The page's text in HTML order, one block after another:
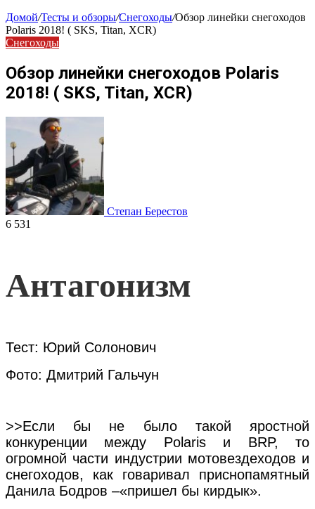
Домой/Тесты и обзоры/Снегоходы/Обзор линейки снегоходов
Polaris 2018! ( SKS, Titan, XCR)
Снегоходы
Обзор линейки снегоходов Polaris
2018! ( SKS, Titan, XCR)
Степан Берестов
6 531
Антагонизм
Тест: Юрий Солонович
Фото: Дмитрий Гальчун
>>Если бы не было такой яростной
конкуренции между Polaris и BRP, то
огромной части индустрии мотовездеходов и
снегоходов, как говаривал приснопамятный
Данила Бодров –«пришел бы кирдык».